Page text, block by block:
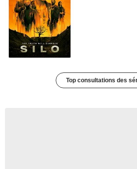
Top consultations des